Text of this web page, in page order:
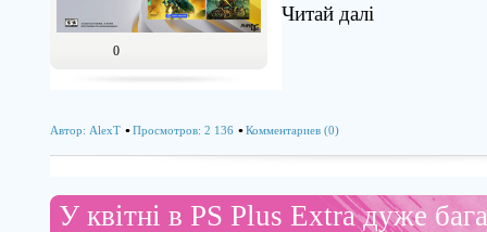
0
Читай далi
Автор: AlexT Просмотров: 2 136 Комментариев (0)
У квітні в PS Plus Extra дуже